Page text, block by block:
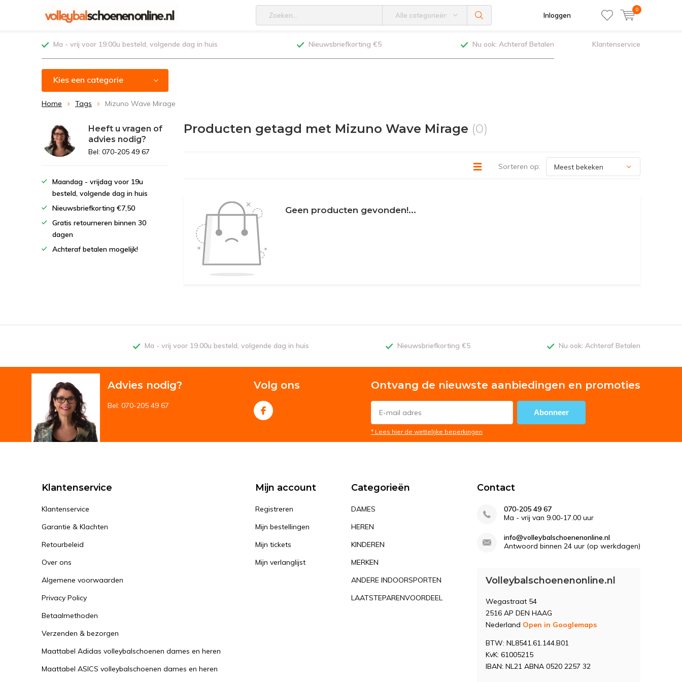
Alle categorieën Inloggen
0
Ma - vrij voor 19.00u besteld, volgende dag in huis Nieuwsbriefkorting €5 Nu ook: Achteraf Betalen Klantenservice
Kies een categorie
Home Tags Mizuno Wave Mirage
Producten getagd met Mizuno Wave Mirage (0)
Sorteren op:
Geen producten gevonden!...
Heeft u vragen of
advies nodig?
Bel: 070-205 49 67
Maandag - vrijdag voor 19u
besteld, volgende dag in huis
Nieuwsbriefkorting €7,50
Gratis retourneren binnen 30
dagen
Achteraf betalen mogelijk!
Ma - vrij voor 19.00u besteld, volgende dag in huis Nieuwsbriefkorting €5 Nu ook: Achteraf Betalen
Advies nodig?
Bel: 070-205 49 67
Volg ons Ontvang de nieuwste aanbiedingen en promoties
Abonneer
* Lees hier de wettelijke beperkingen
Klantenservice
Klantenservice
Garantie & Klachten
Retourbeleid
Over ons
Algemene voorwaarden
Privacy Policy
Betaalmethoden
Verzenden & bezorgen
Maattabel Adidas volleybalschoenen dames en heren
Maattabel ASICS volleybalschoenen dames en heren
Mijn account
Registreren
Mijn bestellingen
Mijn tickets
Mijn verlanglijst
Categorieën
DAMES
HEREN
KINDEREN
MERKEN
ANDERE INDOORSPORTEN
LAATSTEPARENVOORDEEL
Contact
070-205 49 67
Ma - vrij van 9.00-17.00 uur
info@volleybalschoenenonline.nl
Antwoord binnen 24 uur (op werkdagen)
Volleybalschoenenonline.nl
Wegastraat 54
2516 AP DEN HAAG
Nederland Open in Googlemaps
BTW: NL8541.61.144.B01
KvK: 61005215
IBAN: NL21 ABNA 0520 2257 32